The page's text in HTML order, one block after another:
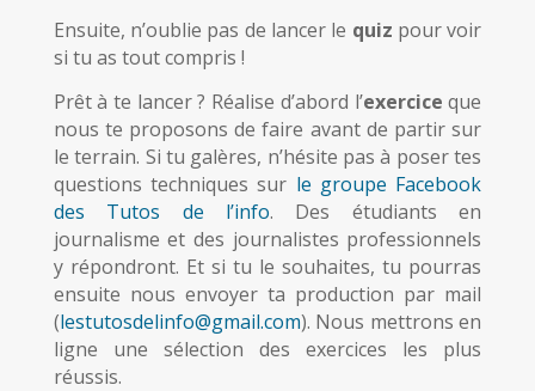
Ensuite, n’oublie pas de lancer le quiz pour voir
si tu as tout compris !
Prêt à te lancer ? Réalise d’abord l’exercice que
nous te proposons de faire avant de partir sur
le terrain. Si tu galères, n’hésite pas à poser tes
questions techniques sur le groupe Facebook
des Tutos de l’info. Des étudiants en
journalisme et des journalistes professionnels
y répondront. Et si tu le souhaites, tu pourras
ensuite nous envoyer ta production par mail
(lestutosdelinfo@gmail.com). Nous mettrons en
ligne une sélection des exercices les plus
réussis.